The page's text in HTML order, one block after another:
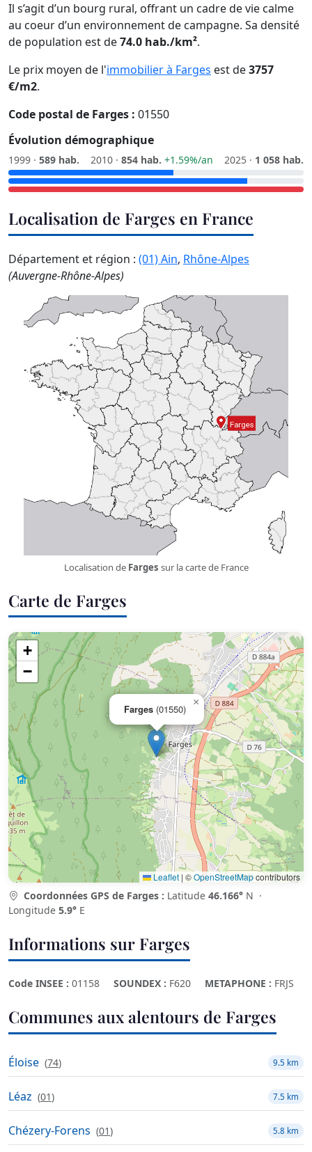
Il s’agit d’un bourg rural, offrant un cadre de vie calme
au coeur d’un environnement de campagne. Sa densité
de population est de74.0 hab./km².
Le prix moyen de l'immobilier à Farges est de3757
€/m2.
Code postal de Farges : 01550
Évolution démographique
1999 · 589 hab. 2010 · 854 hab. +1.59%/an 2025 · 1 058 hab.
Localisation de Farges en France
Département et région : (01) Ain, Rhône-Alpes
(Auvergne-Rhône-Alpes)
Localisation de Farges sur la carte de France
Carte de Farges
Farges (01550)
×
+
−
Leaflet | ©OpenStreetMapcontributors
Coordonnées GPS de Farges : Latitude 46.166° N ·
Longitude 5.9° E
Informations sur Farges
Code INSEE : 01158 SOUNDEX : F620 METAPHONE : FRJS
Communes aux alentours de Farges
Éloise (74) 9.5 km
Léaz (01) 7.5 km
Chézery-Forens (01) 5.8 km